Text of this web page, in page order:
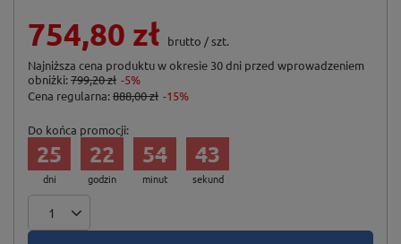
754,80 zł brutto /szt.
Najniższa cena produktu w okresie 30 dni przed wprowadzeniem
obniżki:799,20 zł -5%
Cena regularna:888,00 zł -15%
Do końca promocji:
dni
25
godzin
22
minut
54
sekund
42